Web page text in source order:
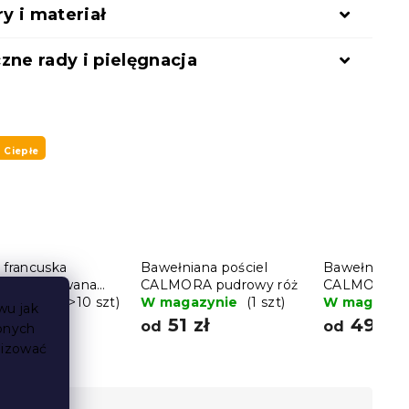
jak
i materiał
rady i pielęgnacja
Ciepłe
francuska
pikowana
cm
(>10 szt)
Bawełniana pościel
CALMORA pudrowy róż
W magazynie
(1 szt)
od 51 zł
Bawełniana
CALMORA
W
od 49 zł